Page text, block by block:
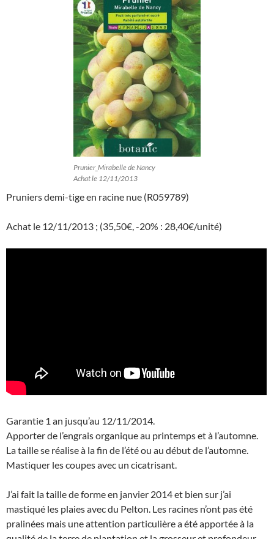
Prunier_Mirabelle de Nancy
Achat le 12/11/2013
Pruniers demi-tige en racine nue (R059789)
Achat le 12/11/2013 ; (35,50€, -20% : 28,40€/unité)
Garantie 1 an jusqu’au 12/11/2014.
Apporter de l’engrais organique au printemps et à l’automne.
La taille se réalise à la fin de l’été ou au début de l’automne.
Mastiquer les coupes avec un cicatrisant.
J’ai fait la taille de forme en janvier 2014 et bien sur j’ai
mastiqué les plaies avec du Pelton. Les racines n’ont pas été
pralinées mais une attention particulière a été apportée à la